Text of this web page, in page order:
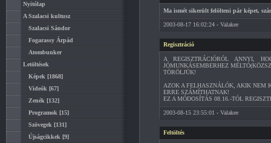
Nyitólap
A Szalacsi kultusz
Szalacsi Sándor
Fogarassy Árpád
Atombunker
Letöltések
Képek [1868]
Videók [67]
Zenék [132]
Programok [15]
Szövegek [131]
Újságcikkek [9]
Ma ismét sikerült felölteni pár képet,
2003-08-17 16:02:24 - Valakee
Regisztráció
A REGISZTRÁCIÓRÓL ANNYI,
JÓMUNKÁSEMBERHEZ
TÖRÖLJÜK!
AZOK A FELHASZNÁLÓK, AKIK NEM
ERRE SZÁMÍTHATNAK!
EZ A MÓDOSÍTÁS 08.16.-TÓL
2003-08-15 23:55:01 - Valakee
Feltöltés